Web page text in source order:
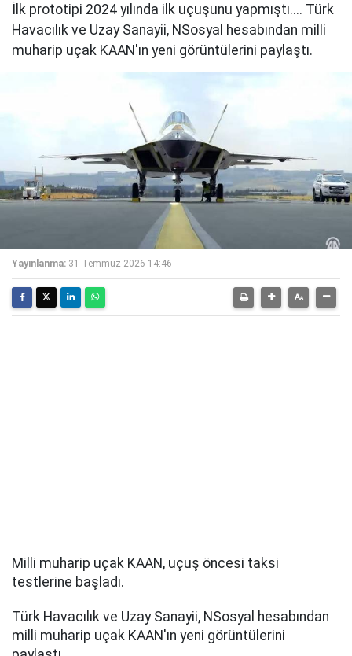
İlk prototipi 2024 yılında ilk uçuşunu yapmıştı.... Türk
Havacılık ve Uzay Sanayii, NSosyal hesabından milli
muharip uçak KAAN'ın yeni görüntülerini paylaştı.
Yayınlanma: 31 Temmuz 2026 14:46
Milli muharip uçak KAAN, uçuş öncesi taksi
testlerine başladı.
Türk Havacılık ve Uzay Sanayii, NSosyal hesabından
milli muharip uçak KAAN'ın yeni görüntülerini